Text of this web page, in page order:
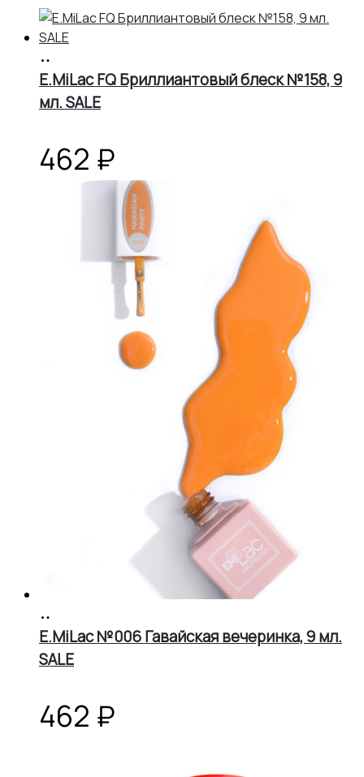
корзину
E.MiLac FQ Бриллиантовый блеск №158, 9
мл. SALE
462 ₽
корзину
E.MiLac №006 Гавайская вечеринка, 9 мл.
SALE
462 ₽